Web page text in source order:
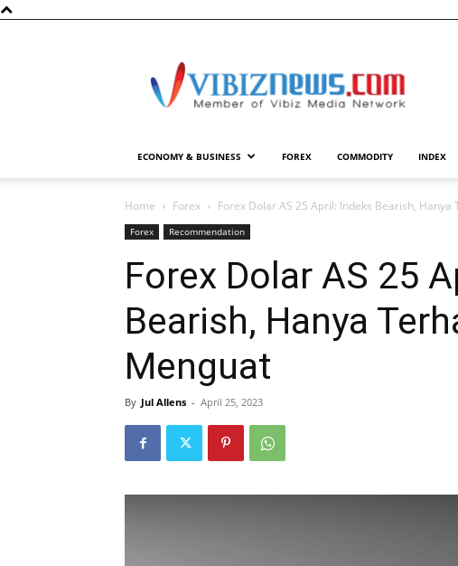
ECONOMY & BUSINESS FOREX COMMODITY INDEX
Home Forex Forex Dolar AS 25 April: Indeks Bearish,
Forex Recommendation
Forex Dolar AS 25
Bearish, Hanya
Menguat
By Jul Allens - April 25, 2023